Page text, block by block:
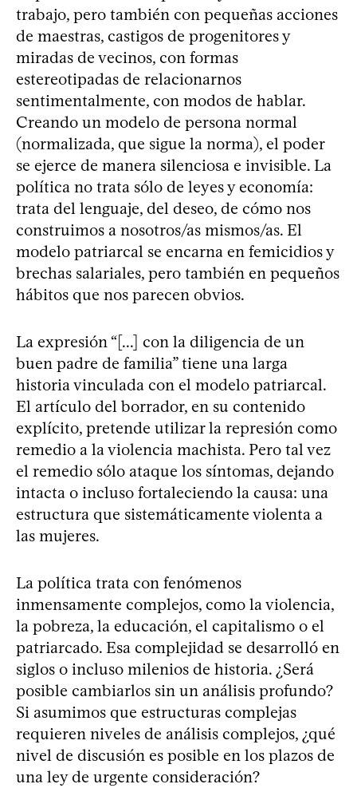
trabajo, pero también con pequeñas acciones
de maestras, castigos de progenitores y
miradas de vecinos, con formas
estereotipadas de relacionarnos
sentimentalmente, con modos de hablar.
Creando un modelo de persona normal
(normalizada, que sigue la norma), el poder
se ejerce de manera silenciosa e invisible. La
política no trata sólo de leyes y economía:
trata del lenguaje, del deseo, de cómo nos
construimos a nosotros/as mismos/as. El
modelo patriarcal se encarna en femicidios y
brechas salariales, pero también en pequeños
hábitos que nos parecen obvios.
La expresión “[...] con la diligencia de un
buen padre de familia” tiene una larga
historia vinculada con el modelo patriarcal.
El artículo del borrador, en su contenido
explícito, pretende utilizar la represión como
remedio a la violencia machista. Pero tal vez
el remedio sólo ataque los síntomas, dejando
intacta o incluso fortaleciendo la causa: una
estructura que sistemáticamente violenta a
las mujeres.
La política trata con fenómenos
inmensamente complejos, como la violencia,
la pobreza, la educación, el capitalismo o el
patriarcado. Esa complejidad se desarrolló en
siglos o incluso milenios de historia. ¿Será
posible cambiarlos sin un análisis profundo?
Si asumimos que estructuras complejas
requieren niveles de análisis complejos, ¿qué
nivel de discusión es posible en los plazos de
una ley de urgente consideración?